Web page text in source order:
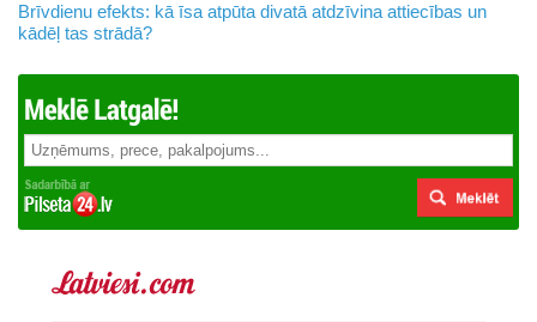
Brīvdienu efekts: kā īsa atpūta divatā atdzīvina attiecības un
kādēļ tas strādā?